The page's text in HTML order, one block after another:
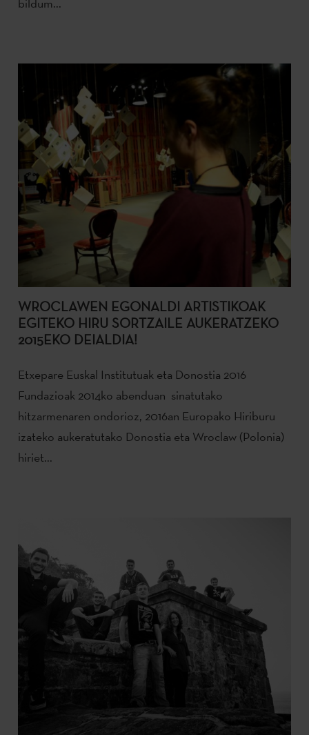
WROCLAWEN EGONALDI ARTISTIKOAK
EGITEKO HIRU SORTZAILE AUKERATZEKO
2015EKO DEIALDIA!
Etxepare Euskal Institutuak eta Donostia 2016
Fundazioak 2014ko abenduan sinatutako
hitzarmenaren ondorioz, 2016an Europako Hiriburu
izateko aukeratutako Donostia eta Wroclaw (Polonia)
hiriet...